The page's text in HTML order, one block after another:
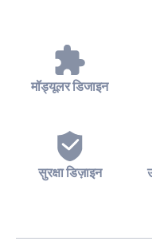
मॉड्यूलर डिजाइन
सुरक्षा डिज़ाइन